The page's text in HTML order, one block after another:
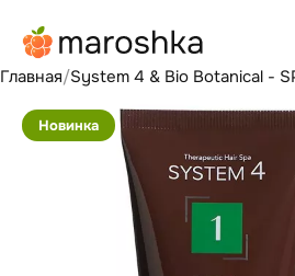
Главная/System 4 & Bio Botanical -
Новинка